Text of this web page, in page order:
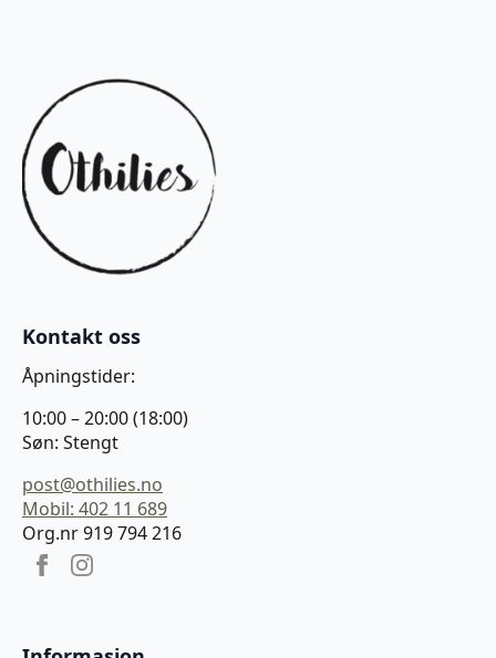
Kontakt oss
Åpningstider:
10:00 – 20:00 (18:00)
Søn: Stengt
post@othilies.no
Mobil: 402 11 689
Org.nr 919 794 216